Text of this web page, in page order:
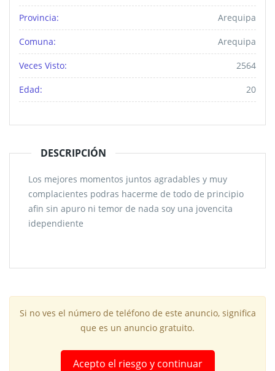
Provincia: Arequipa
Comuna: Arequipa
Veces Visto: 2564
Edad: 20
DESCRIPCIÓN
Los mejores momentos juntos agradables y muy
complacientes podras hacerme de todo de principio
afin sin apuro ni temor de nada soy una jovencita
idependiente
Si no ves el número de teléfono de este anuncio, significa
que es un anuncio gratuito.
Acepto el riesgo y continuar